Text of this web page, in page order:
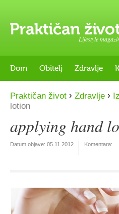
Lifestyle
Dom Obitelj Zdravlje
Praktičan život › Zdravlje ›
lotion
applying hand
Datum objave: 05.11.2012 Komentara: